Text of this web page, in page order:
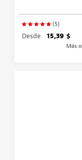
(5)
Desde 15,39 $
Más